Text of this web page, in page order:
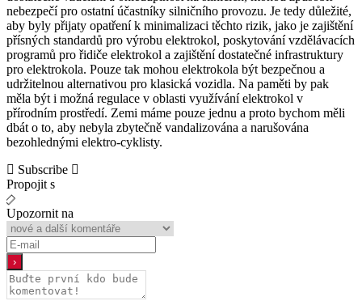
nebezpečí pro ostatní účastníky silničního provozu. Je tedy důležité,
aby byly přijaty opatření k minimalizaci těchto rizik, jako je zajištění
přísných standardů pro výrobu elektrokol, poskytování vzdělávacích
programů pro řidiče elektrokol a zajištění dostatečné infrastruktury
pro elektrokola. Pouze tak mohou elektrokola být bezpečnou a
udržitelnou alternativou pro klasická vozidla. Na paměti by pak
měla být i možná regulace v oblasti využívání elektrokol v
přírodním prostředí. Zemi máme pouze jednu a proto bychom měli
dbát o to, aby nebyla zbytečně vandalizována a narušována
bezohlednými elektro-cyklisty.
Subscribe
Propojit s
Upozornit na